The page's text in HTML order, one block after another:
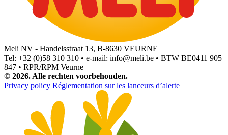
Meli NV - Handelsstraat 13, B-8630 VEURNE
Tel: +32 (0)58 310 310 • e-mail: info@meli.be • BTW BE0411 905
847 • RPR/RPM Veurne
© 2026. Alle rechten voorbehouden.
Privacy policy Réglementation sur les lanceurs d’alerte